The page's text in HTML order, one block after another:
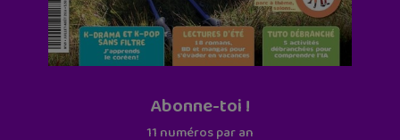
Abonne-toi !
11 numéros par an